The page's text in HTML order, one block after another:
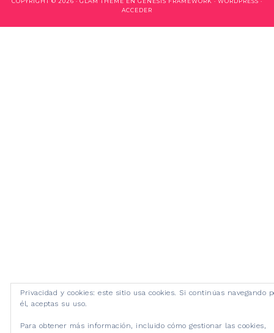
ACCEDER
Privacidad y cookies: este sitio usa cookies. Si continúas navegando
él, aceptas su uso.
Para obtener más información, incluido cómo gestionar las cookies,